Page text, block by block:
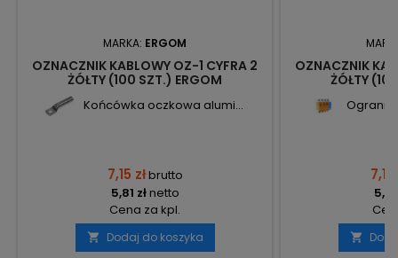
MARKA: ERGOM
OZNACZNIK KABLOWY OZ-1 CYFRA 2
ŻÓŁTY (100 SZT.) ERGOM
Końcówka oczkowa alumi...
7,15 złbrutto
5,81 złnetto
Cena za kpl.
 Dodaj do koszyka
OZNACZNIK
ŻÓŁTY
7,15
